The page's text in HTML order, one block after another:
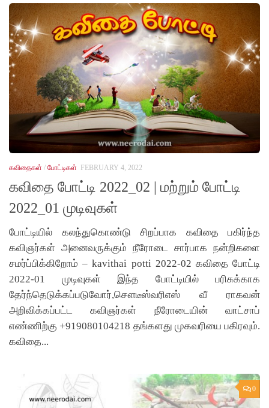
கவிதைகள் / போட்டிகள் FEBRUARY 4, 2022
கவிதை போட்டி 2022_02 | மற்றும் போட்டி
2022_01 முடிவுகள்
போட்டியில் கலந்துகொண்டு சிறப்பாக கவிதை பகிர்ந்த
கவிஞர்கள் அனைவருக்கும் நீரோடை சார்பாக நன்றிகளை
சமர்ப்பிக்கிறோம் – kavithai potti 2022-02 கவிதை போட்டி
2022-01 முடிவுகள் இந்த போட்டியில் பரிசுக்காக
தேர்ந்தெடுக்கப்படுவோர்,சௌடீஸ்வரிஎஸ் வீ ராகவன்
அறிவிக்கப்பட்ட கவிஞர்கள் நீரோடையின் வாட்சாப்
எண்ணிற்கு +919080104218 தங்களது முகவரியை பகிரவும்.
கவிதை...
0